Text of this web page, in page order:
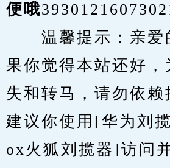
便哦
温馨提示：亲爱
果你觉得本站还好，
失和转马，请勿依赖
建议你使用[华为刘
ox火狐刘揽器]访问